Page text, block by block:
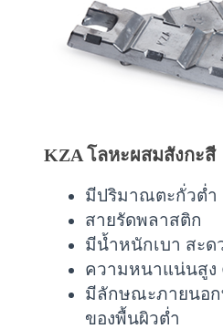
KZA โลหะผสมสังกะสี
มีปริมาณตะกั่วต่ำ
สายรัดพลาสติก
มีน้ำหนักเบา สะด
ความหนาแน่นสูง
มีลักษณะภายนอ
ของพื้นผิวต่ำ